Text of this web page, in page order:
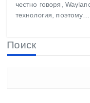
честно говоря,
технология, поэтому…
Поиск